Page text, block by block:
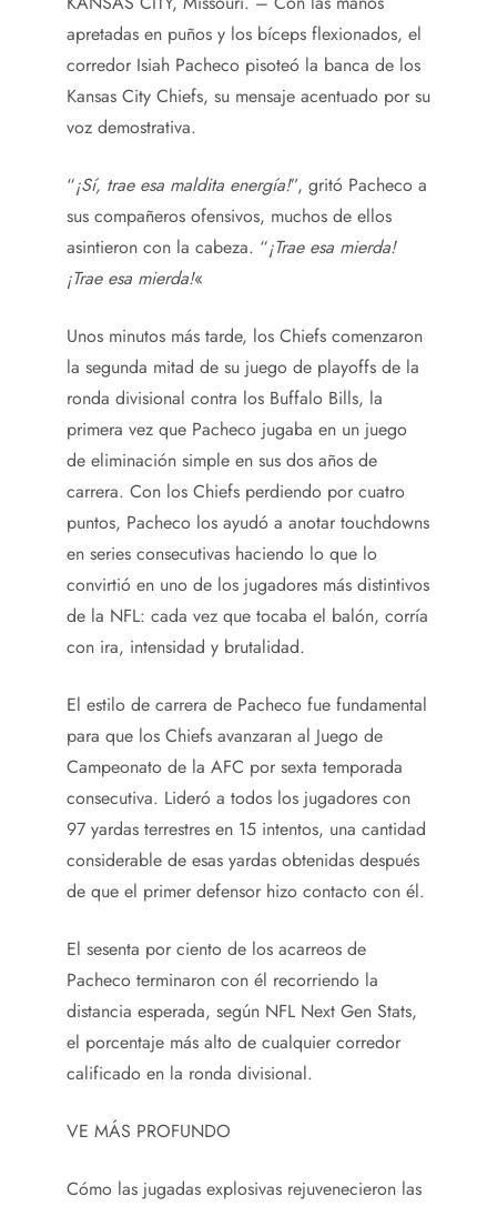
apretadas en puños y los bíceps flexionados, el
corredor Isiah Pacheco pisoteó la banca de los
Kansas City Chiefs, su mensaje acentuado por su
voz demostrativa.
“¡Sí, trae esa maldita energía!”, gritó Pacheco a
sus compañeros ofensivos, muchos de ellos
asintieron con la cabeza. “¡Trae esa mierda!
¡Trae esa mierda!«
Unos minutos más tarde, los Chiefs comenzaron
la segunda mitad de su juego de playoffs de la
ronda divisional contra los Buffalo Bills, la
primera vez que Pacheco jugaba en un juego
de eliminación simple en sus dos años de
carrera. Con los Chiefs perdiendo por cuatro
puntos, Pacheco los ayudó a anotar touchdowns
en series consecutivas haciendo lo que lo
convirtió en uno de los jugadores más distintivos
de la NFL: cada vez que tocaba el balón, corría
con ira, intensidad y brutalidad.
El estilo de carrera de Pacheco fue fundamental
para que los Chiefs avanzaran al Juego de
Campeonato de la AFC por sexta temporada
consecutiva. Lideró a todos los jugadores con
97 yardas terrestres en 15 intentos, una cantidad
considerable de esas yardas obtenidas después
de que el primer defensor hizo contacto con él.
El sesenta por ciento de los acarreos de
Pacheco terminaron con él recorriendo la
distancia esperada, según NFL Next Gen Stats,
el porcentaje más alto de cualquier corredor
calificado en la ronda divisional.
VE MÁS PROFUNDO
Cómo las jugadas explosivas rejuvenecieron las